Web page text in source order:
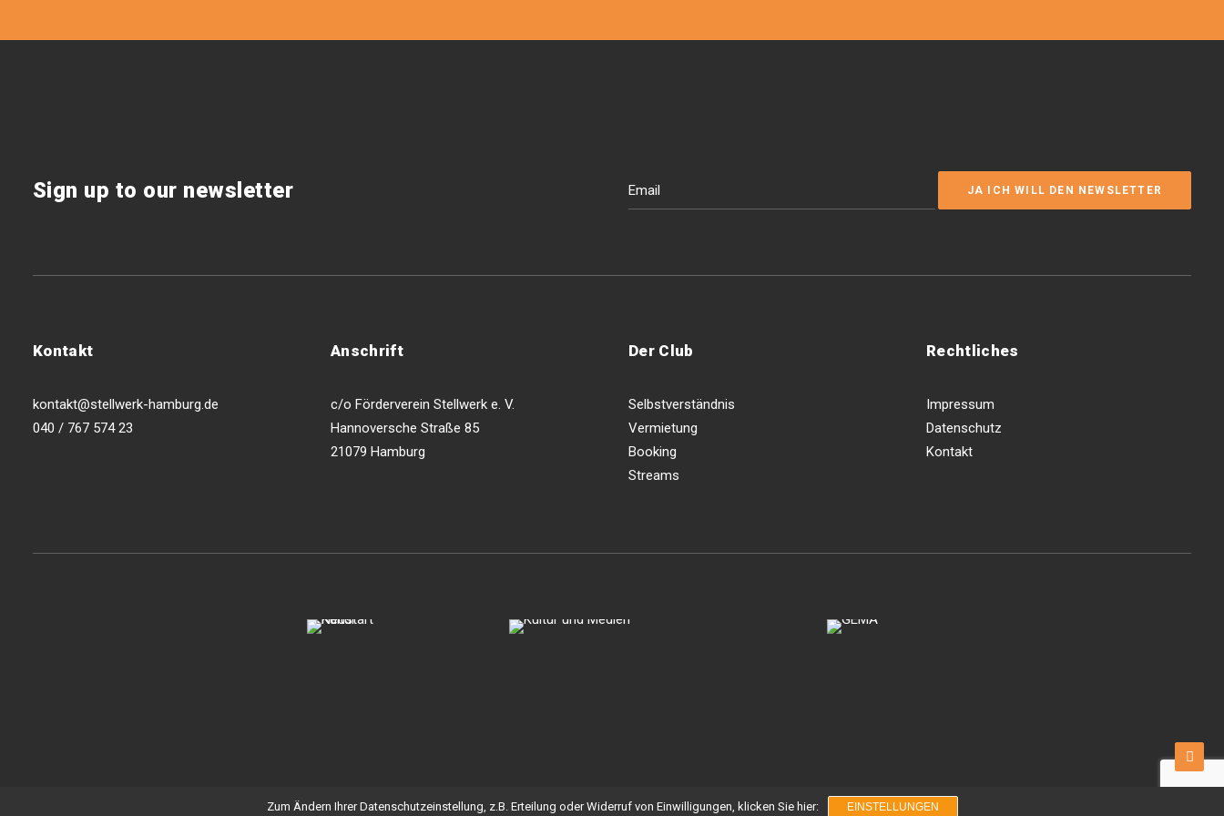
Sign up to our newsletter
Kontakt
kontakt@stellwerk-hamburg.de
040 / 767 574 23
Anschrift
c/o Förderverein Stellwerk e. V.
Hannoversche Straße 85
21079 Hamburg
Der Club
Selbstverständnis
Vermietung
Booking
Streams
Rechtliches
Impressum
Datenschutz
Kontakt
Zum Ändern Ihrer Datenschutzeinstellung, z.B. Erteilung oder Widerruf von Einwilligungen, klicken Sie hier: EINSTELLUNGEN